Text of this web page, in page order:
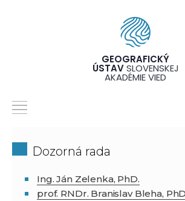
GEOGRAFICKÝ
ÚSTAVSLOVENSKEJ
AKADÉMIE VIED
Dozorná rada
Ing. Ján Zelenka, PhD.
prof. RNDr. Branislav Bleha,